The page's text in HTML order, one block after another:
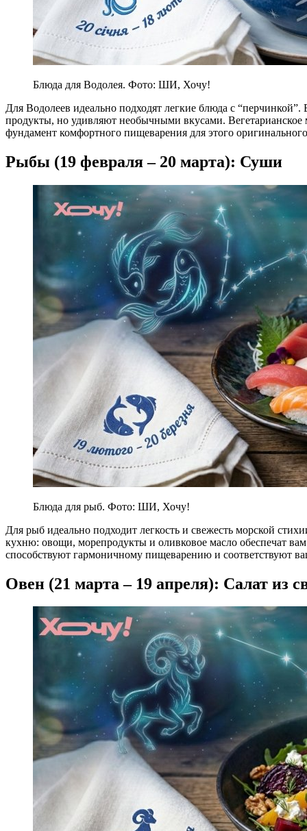
Блюда для Водолея. Фото: ШИ, Хочу!
Для Водолеев идеально подходят легкие блюда с
продукты, но удивляют необычными вкусами.
фундамент комфортного пищеварения для этого
Рыбы (19 февраля – 20 марта): Суши
Блюда для рыб. Фото: ШИ, Хочу!
Для рыб идеально подходит легкость и свежесть морской
кухню: овощи, морепродукты и оливковое масло обеспечат
способствуют гармоничному пищеварению и соответствуют
Овен (21 марта – 19 апреля): Салат из